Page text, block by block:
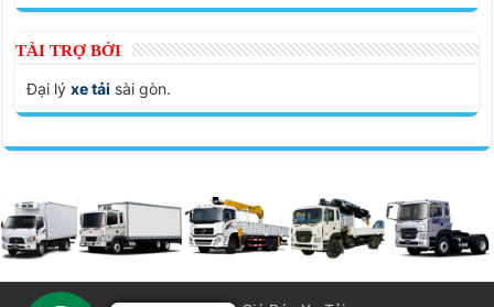
TÀI TRỢ BỞI
Đại lýxe tải sài gòn.